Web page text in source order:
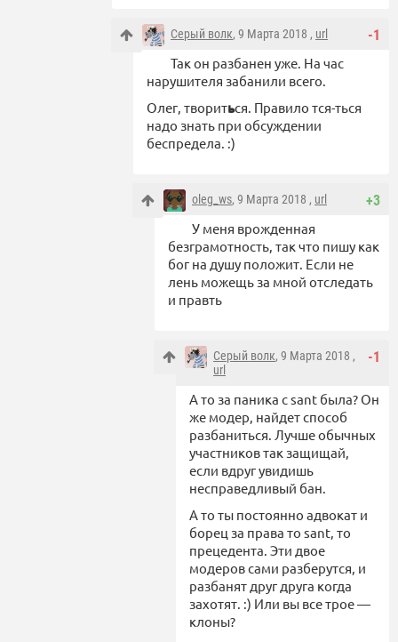
-1
Серый волк, 9 Марта 2018 , url
Так он разбанен уже. На час
нарушителя забанили всего.
Олег, твориться. Правило тся-ться
надо знать при обсуждении
беспредела. :)
+3
oleg_ws, 9 Марта 2018 , url
У меня врожденная
безграмотность, так что пишу как
бог на душу положит. Если не
лень можещь за мной отследать
и правть
-1
Серый волк, 9 Марта 2018 ,
url
А то за паника с sant была? Он
же модер, найдет способ
разбаниться. Лучше обычных
участников так защищай,
если вдруг увидишь
несправедливый бан.
А то ты постоянно адвокат и
борец за права то sant, то
прецедента. Эти двое
модеров сами разберутся, и
разбанят друг друга когда
захотят. :) Или вы все трое —
клоны?